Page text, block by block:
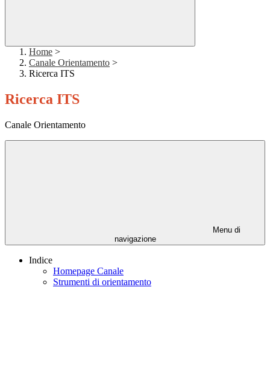
Home >
Canale Orientamento >
Ricerca ITS
Ricerca ITS
Canale Orientamento
Menu di
navigazione
Indice
Homepage Canale
Strumenti di orientamento